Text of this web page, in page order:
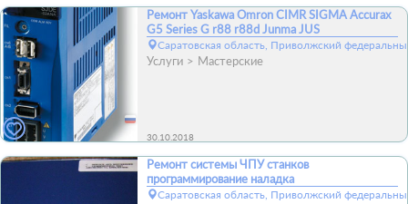
Ремонт Yaskawa Omron CIMR SIGMA Accurax
G5 Series G r88 r88d Junma JUS
Саратовская область, Приволжский
Услуги Мастерские
30.10.2018
Ремонт системы ЧПУ станков
программирование наладка
Саратовская область, Приволжский